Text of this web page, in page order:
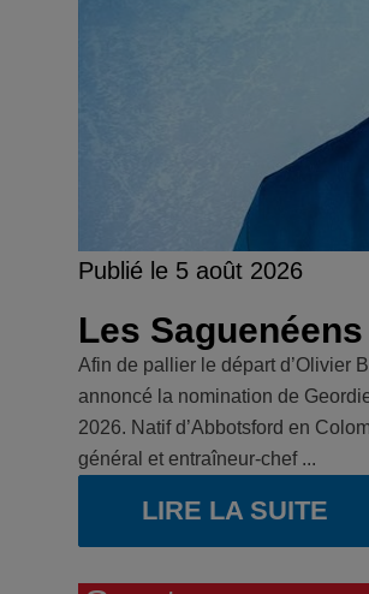
Publié le 5 août 2026
Les
Afin de pallier le départ d’Olivier
annoncé la nomination de
2026. Natif d’Abbotsford en
général et entraîneur-chef ...
LIRE LA SUITE